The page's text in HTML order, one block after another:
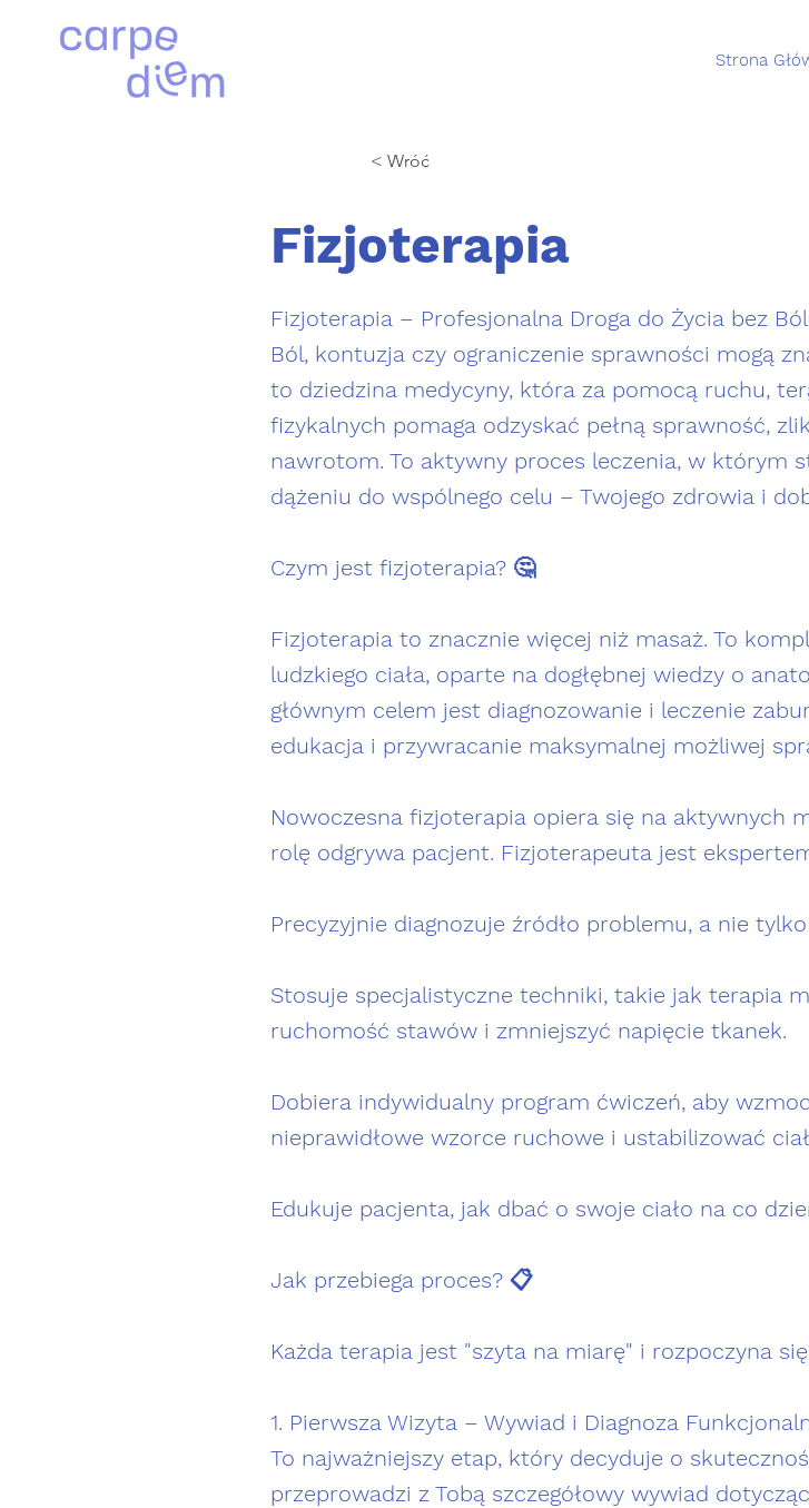
Strona
< Wróć
Fizjoterapia
Fizjoterapia – Profesjonalna Droga do Życia bez
Ból, kontuzja czy ograniczenie sprawności mogą
to dziedzina medycyny, która za pomocą ruchu,
fizykalnych pomaga odzyskać pełną sprawność,
nawrotom. To aktywny proces leczenia, w którym
dążeniu do wspólnego celu – Twojego zdrowia i
Czym jest fizjoterapia? 🤔
Fizjoterapia to znacznie więcej niż masaż. To
ludzkiego ciała, oparte na dogłębnej wiedzy o
głównym celem jest diagnozowanie i leczenie
edukacja i przywracanie maksymalnej możliwej
Nowoczesna fizjoterapia opiera się na aktywnych
rolę odgrywa pacjent. Fizjoterapeuta jest
Precyzyjnie diagnozuje źródło problemu, a nie
Stosuje specjalistyczne techniki, takie jak terapia
ruchomość stawów i zmniejszyć napięcie tkanek.
Dobiera indywidualny program ćwiczeń, aby
nieprawidłowe wzorce ruchowe i ustabilizować
Edukuje pacjenta, jak dbać o swoje ciało na co
Jak przebiega proces? 📋
Każda terapia jest "szyta na miarę" i rozpoczyna
1. Pierwsza Wizyta – Wywiad i Diagnoza
To najważniejszy etap, który decyduje o
przeprowadzi z Tobą szczegółowy wywiad